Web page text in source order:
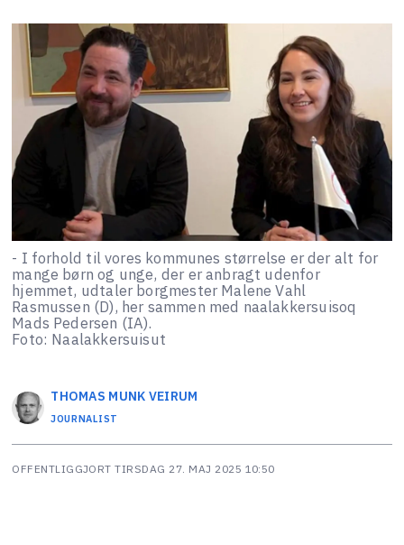
- I forhold til vores kommunes størrelse er der alt for
mange børn og unge, der er anbragt udenfor
hjemmet, udtaler borgmester Malene Vahl
Rasmussen (D), her sammen med naalakkersuisoq
Mads Pedersen (IA).
Foto: Naalakkersuisut
THOMAS MUNK VEIRUM
JOURNALIST
OFFENTLIGGJORT TIRSDAG 27. MAJ 2025 10:50